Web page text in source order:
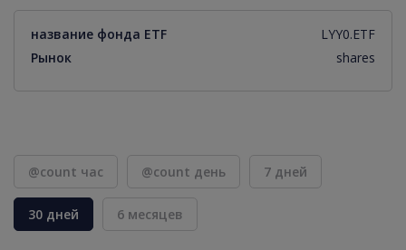
название фонда ETF
LYY0.ETF
Рынок
shares
@count час @count день 7 дней
30 дней 6 месяцев